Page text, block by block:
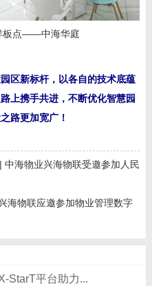
板点——中海华庭
区新标杆，以各自的技术底蕴
上携手共进，不断优化智慧园
路更加宽广！
海物业兴海物联受邀参加人民
海物联应邀参加物业管理数字
StarT平台助力...